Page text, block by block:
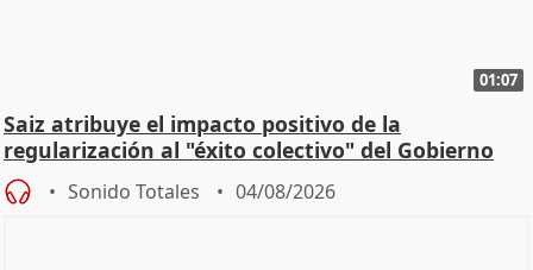
01:07
Saiz atribuye el impacto positivo de la
regularización al "éxito colectivo" del Gobierno
Sonido Totales 04/08/2026